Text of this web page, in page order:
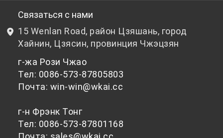
НИОКР
Новости и события
политика конфиденциальности
Бутылочный ПЭТ-гранулят
Небутылочный ПЭТ-гранулят
Связаться с нами
15 Wenlan Road, район Цзяшань, город
Хайнин, Цзясин, провинция Чжэцзян
г-жа Рози Чжао
Тел: 0086-573-87805803
Почта: win-win@wkai.cc
г-н Фрэнк Тонг
Тел: 0086-573-87801168